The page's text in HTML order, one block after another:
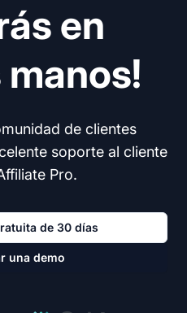
en
de clientes
soporte al cliente
Pro.
de 30 días
una demo